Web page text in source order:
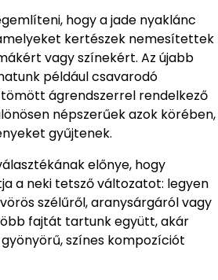
hogy a jade nyaklánc
kertészek nemesítettek
vagy színekért. Az újabb
például csavarodó
ágrendszerrel rendelkező
népszerűek azok körében,
gyűjtenek.
előnye, hogy
a neki tetsző változatot: legyen
szélűről, aranysárgáról vagy
fajtát tartunk együtt, akár
színes kompozíciót